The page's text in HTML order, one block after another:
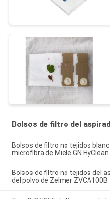
Bolsos de filtro del
Bolsos de filtro no tejidos
microfibra de Miele GN HyClean
Bolsos de filtro no tejidos del
del polvo de Zelmer ZVCA100B